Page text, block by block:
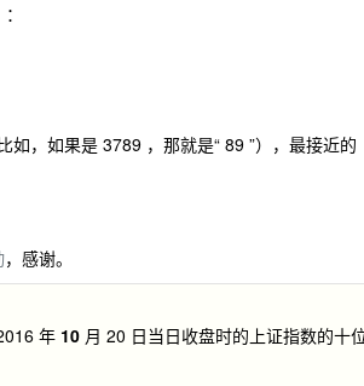
，如果是 3789 ，那就是“ 89 ”），最接近的
，感谢。
年 10 月 20 日当日收盘时的上证指数的十